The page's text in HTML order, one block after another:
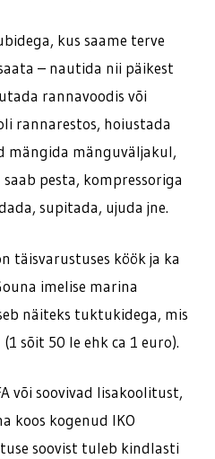
kus saame terve
– nautida nii päikest
rannavoodis või
rannarestos, hoiustada
mängida mänguväljakul,
pesta, kompressoriga
supitada, ujuda jne.
täisvarustuses köök ja ka
imelise marina
näiteks tuktukidega, mis
sõit 50 le ehk ca 1 euro).
või soovivad lisakoolitust,
koos kogenud IKO
soovist tuleb kindlasti